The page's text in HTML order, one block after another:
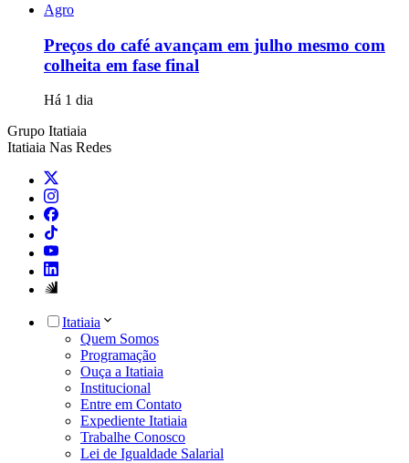
Agro
Preços do café avançam em julho mesmo com
colheita em fase final
Há 1 dia
Grupo Itatiaia
Itatiaia Nas Redes
Itatiaia
Quem Somos
Programação
Ouça a Itatiaia
Institucional
Entre em Contato
Expediente Itatiaia
Trabalhe Conosco
Lei de Igualdade Salarial